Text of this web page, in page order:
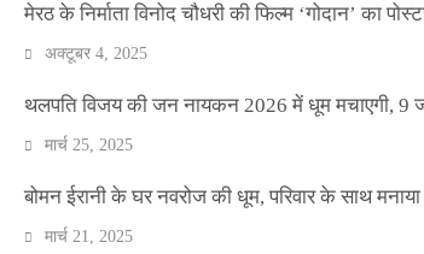
मेरठ के निर्माता विनोद चौधरी की फिल्म ‘गोदान’ का
अक्टूबर 4, 2025
थलपति विजय की जन नायकन 2026 में धूम मचाएगी, 9
मार्च 25, 2025
बोमन ईरानी के घर नवरोज की धूम, परिवार के साथ
मार्च 21, 2025